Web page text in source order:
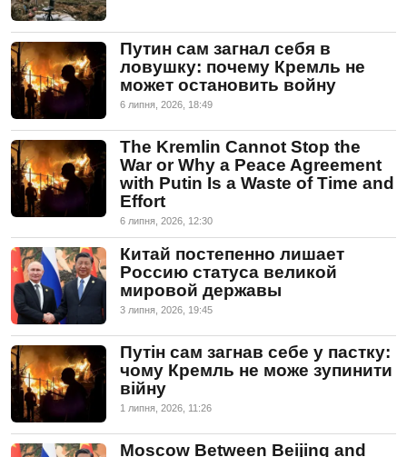
Путин сам загнал себя в
ловушку: почему Кремль не
может остановить войну
6 липня, 2026, 18:49
The Kremlin Cannot Stop the
War or Why a Peace Agreement
with Putin Is a Waste of Time and
Effort
6 липня, 2026, 12:30
Китай постепенно лишает
Россию статуса великой
мировой державы
3 липня, 2026, 19:45
Путін сам загнав себе у пастку:
чому Кремль не може зупинити
війну
1 липня, 2026, 11:26
Moscow Between Beijing and